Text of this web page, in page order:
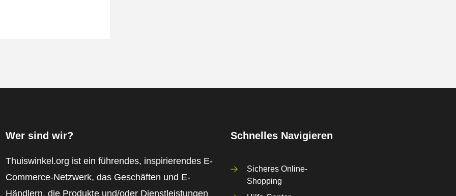
Wer sind wir?
Thuiswinkel.org ist ein führendes, inspirierendes E-
Commerce-Netzwerk, das Geschäften und E-
Händlern, die Produkte und/oder Dienstleistungen
Schnelles Navigieren
Sicheres Online-
Shopping